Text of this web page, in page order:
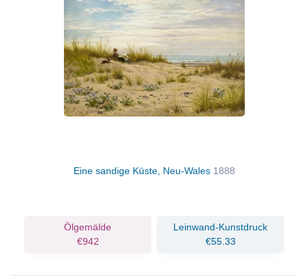
Eine sandige Küste, Neu-Wales 1888
Ölgemälde
€942
Leinwand-Kunstdruck
€55.33